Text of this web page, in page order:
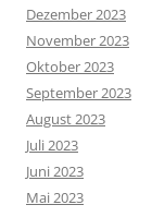
Dezember 2023
November 2023
Oktober 2023
September 2023
August 2023
Juli 2023
Juni 2023
Mai 2023